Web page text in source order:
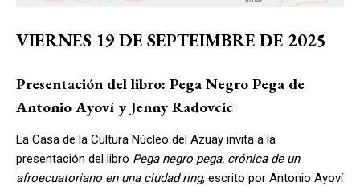
VIERNES 19 DE SEPTEIMBRE DE 2025
Presentación del libro: Pega Negro Pega de
Antonio Ayoví y Jenny Radovcic
La Casa de la Cultura Núcleo del Azuay invita a la
presentación del libro Pega negro pega, crónica de un
afroecuatoriano en una ciudad ring, escrito por Antonio Ayoví